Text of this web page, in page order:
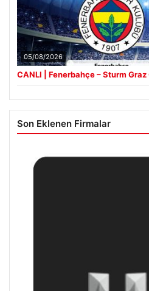
05/08/2026
CANLI | Fenerbahçe – Sturm Graz
Son Eklenen Firmalar